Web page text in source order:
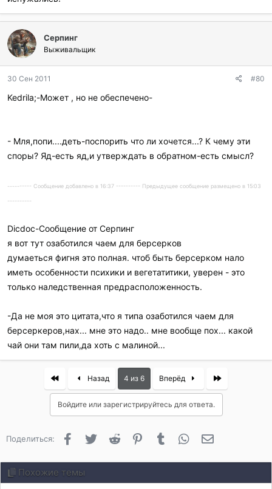
Серпинг
Выживальщик
30 Сен 2011 #80
Kedrila;-Может , но не обеспечено-
- Мля,попи....деть-поспорить что ли хочется...? К чему эти
споры? Яд-есть яд,и утверждать в обратном-есть смысл?
---------- Сообщение добавлено в 16:37 ---------- Предыдущее сообщение размещено в 15:03
----------
Dicdoc-Сообщение от Серпинг
я вот тут озаботился чаем для берсерков
думаеться фигня это полная. чтоб быть берсерком нало
иметь особенности психики и вегетатитики, уверен - это
только наледственная предрасположенность.
-Да не моя это цитата,что я типа озаботился чаем для
берсеркеров,нах... мне это надо.. мне вообще пох... какой
чай они там пили,да хоть с малиной...
Назад 4 из 6 Вперёд Last
Войдите или зарегистрируйтесь для ответа.
Поделиться: FacebookTwitter Reddit PinterestTumblr WhatsApp
Похожие темы